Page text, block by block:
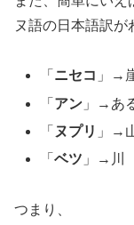
ヌ語の日本語訳が
「 ニセコ 」→
「 アン 」→あ
「 ヌプリ 」→
「ベツ 」→川
つまり、